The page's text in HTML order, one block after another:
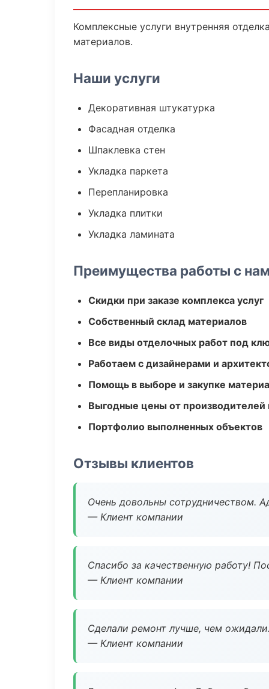
Комплексные услуги внутренняя
материалов.
Наши услуги
Декоративная штукатурка
Фасадная отделка
Шпаклевка стен
Укладка паркета
Перепланировка
Укладка плитки
Укладка ламината
Преимущества работы с
Скидки при заказе комплекса услуг
Собственный склад материалов
Все виды отделочных работ под
Работаем с дизайнерами и
Помощь в выборе и закупке
Выгодные цены от производителей
Портфолио выполненных объектов
Отзывы клиентов
Очень довольны сотрудничеством.
— Клиент компании
Спасибо за качественную работу!
— Клиент компании
Сделали ремонт лучше, чем
— Клиент компании